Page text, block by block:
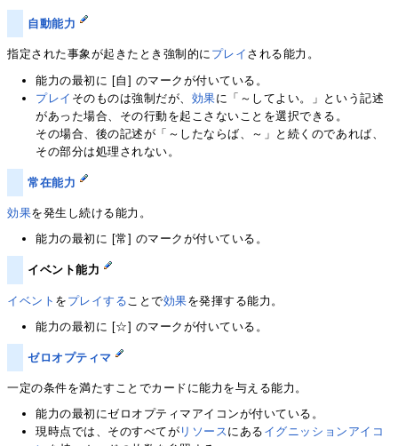
自動能力
指定された事象が起きたとき強制的に プレイ される能力。
能力の最初に [自] のマークが付いている。
プレイ そのものは強制だが、 効果に「～してよい。」という記述
があった場合、その行動を起こさないことを選択できる。
その場合、後の記述が「～したならば、～」と続くのであれば、
その部分は処理されない。
常在能力
効果を発生し続ける能力。
能力の最初に [常] のマークが付いている。
イベント能力
イベント を プレイする ことで効果を発揮する能力。
能力の最初に [☆] のマークが付いている。
ゼロオプティマ
一定の条件を満たすことでカードに能力を与える能力。
能力の最初にゼロオプティマアイコンが付いている。
現時点では、そのすべてが リソースにある イグニッションアイコ